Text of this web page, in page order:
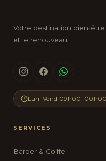
Votre destination
et le renouveau.
Lun–Vend
SERVICES
Barber & Coiffe